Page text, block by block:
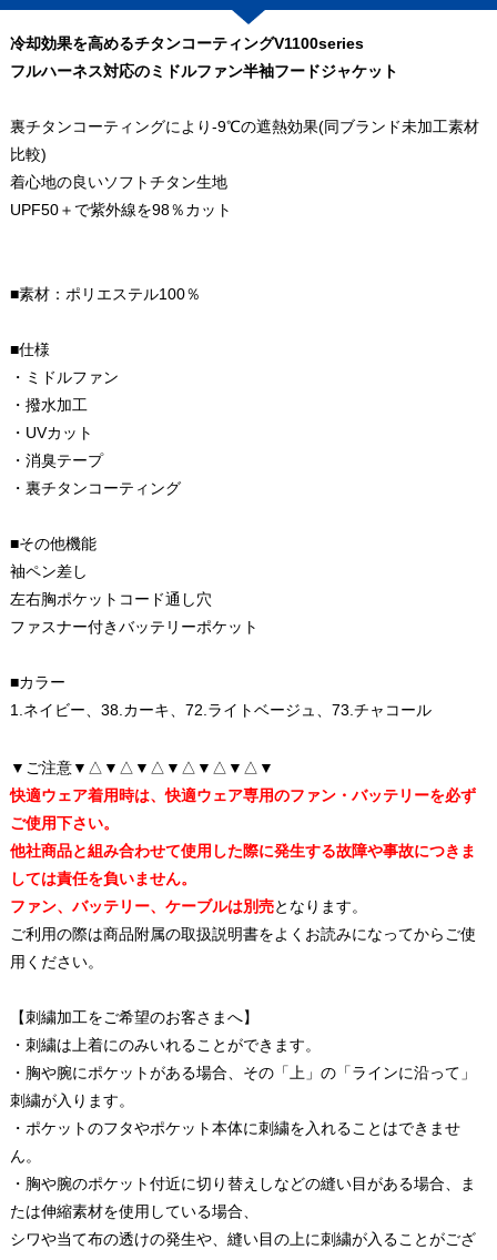
冷却効果を高めるチタンコーティングV1100series
フルハーネス対応のミドルファン半袖フードジャケット
裏チタンコーティングにより-9℃の遮熱効果(同ブランド未加工素材
比較)
着心地の良いソフトチタン生地
UPF50＋で紫外線を98％カット
■素材：ポリエステル100％
■仕様
・ミドルファン
・撥水加工
・UVカット
・消臭テープ
・裏チタンコーティング
■その他機能
袖ペン差し
左右胸ポケットコード通し穴
ファスナー付きバッテリーポケット
■カラー
1.ネイビー、38.カーキ、72.ライトベージュ、73.チャコール
▼ご注意▼△▼△▼△▼△▼△▼△▼
快適ウェア着用時は、快適ウェア専用のファン・バッテリーを必ず
ご使用下さい。
他社商品と組み合わせて使用した際に発生する故障や事故につきま
しては責任を負いません。
ファン、バッテリー、ケーブルは別売となります。
ご利用の際は商品附属の取扱説明書をよくお読みになってからご使
用ください。
【刺繍加工をご希望のお客さまへ】
・刺繍は上着にのみいれることができます。
・胸や腕にポケットがある場合、その「上」の「ラインに沿って」
刺繍が入ります。
・ポケットのフタやポケット本体に刺繍を入れることはできませ
ん。
・胸や腕のポケット付近に切り替えしなどの縫い目がある場合、ま
たは伸縮素材を使用している場合、
シワや当て布の透けの発生や、縫い目の上に刺繍が入ることがござ